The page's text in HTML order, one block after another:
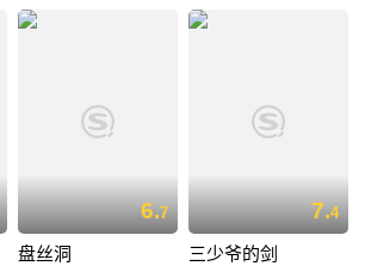
6.7
盘丝洞
7.4
三少爷的剑